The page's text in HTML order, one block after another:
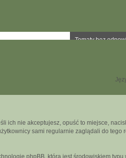
Tematy bez
ich nie akceptujesz, opuść to miejsce,
sami regularnie zaglądali do tego
phpBB, która jest środowiskiem